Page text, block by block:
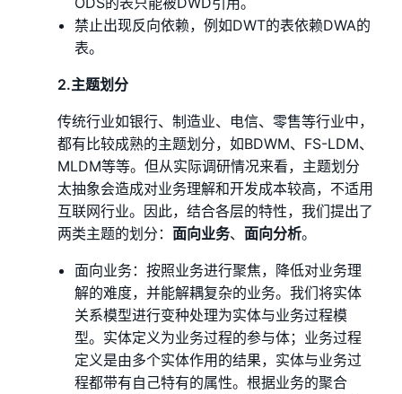
禁止出现反向依赖，例如DWT的表依赖DWA的
表。
2.主题划分
传统行业如银行、制造业、电信、零售等行业中，
都有比较成熟的主题划分，如BDWM、FS-LDM、
MLDM等等。但从实际调研情况来看，主题划分
太抽象会造成对业务理解和开发成本较高，不适用
互联网行业。因此，结合各层的特性，我们提出了
两类主题的划分： 面向业务、 面向分析。
面向业务：按照业务进行聚焦，降低对业务理
解的难度，并能解耦复杂的业务。我们将实体
关系模型进行变种处理为实体与业务过程模
型。实体定义为业务过程的参与体；业务过程
定义是由多个实体作用的结果，实体与业务过
程都带有自己特有的属性。根据业务的聚合